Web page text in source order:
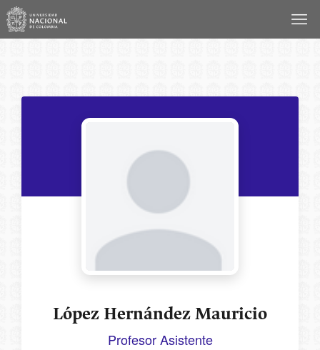
Saltar
contenido
López Hernández Mauricio
Profesor Asistente